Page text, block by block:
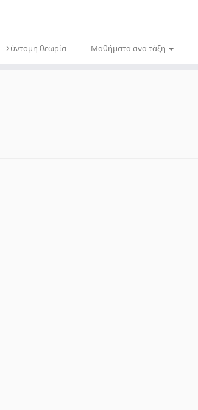
Σύντομη θεωρία Μαθήματα ανα τάξη